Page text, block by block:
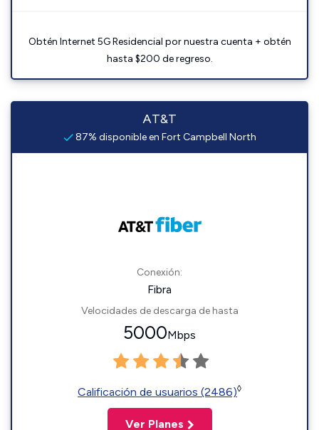
Obtén Internet 5G Residencial por nuestra cuenta + obtén
hasta $200 de regreso.
AT&T
87% disponible en Fort Campbell North
Conexión:
Fibra
Velocidades de descarga de hasta
5000Mbps
Calificación de usuarios (2486)◊
Ver Planes